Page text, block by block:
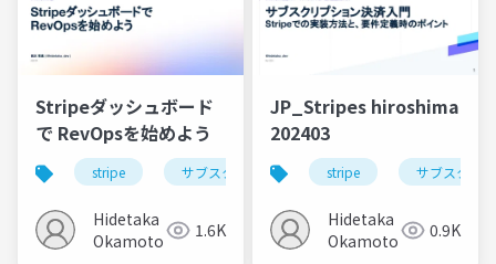
Stripeダッシュボード
で RevOpsを始めよう
stripe サブスクリプション ノーコード
Hidetaka
Okamoto
1.6K
JP_Stripes hiroshima
202403
stripe サブスクリ
Hidetaka
Okamoto
0.9K